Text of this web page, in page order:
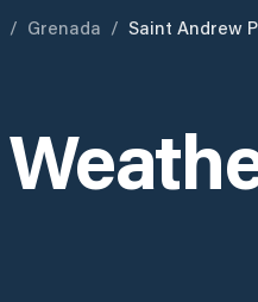
/ Grenada / Saint Andrew